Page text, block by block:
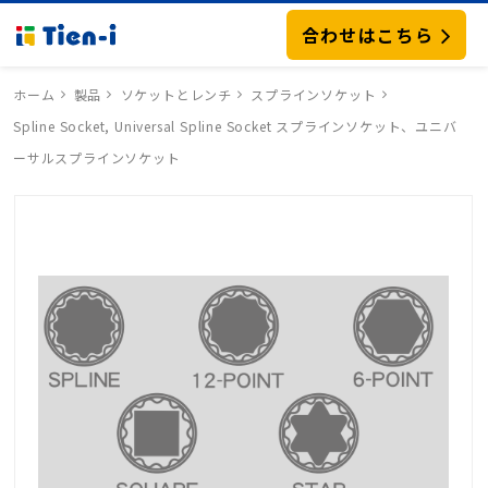
合わせはこちら
ホーム 製品 ソケットとレンチ
スプラインソケット
Spline Socket, Universal Spline Socket スプラインソケット、ユニバ
ーサルスプラインソケット